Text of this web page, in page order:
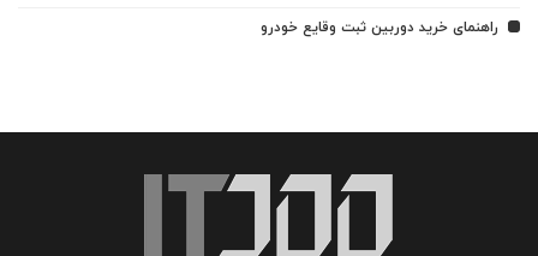
راهنمای خرید دوربین ثبت وقایع خودرو